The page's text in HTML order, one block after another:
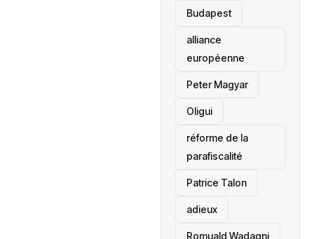
Budapest
alliance
européenne
Peter Magyar
Oligui
réforme de la
parafiscalité
Patrice Talon
adieux
Romuald Wadagni